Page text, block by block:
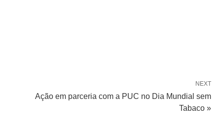
NEXT
Ação em parceria com a PUC no Dia Mundial sem
Tabaco »